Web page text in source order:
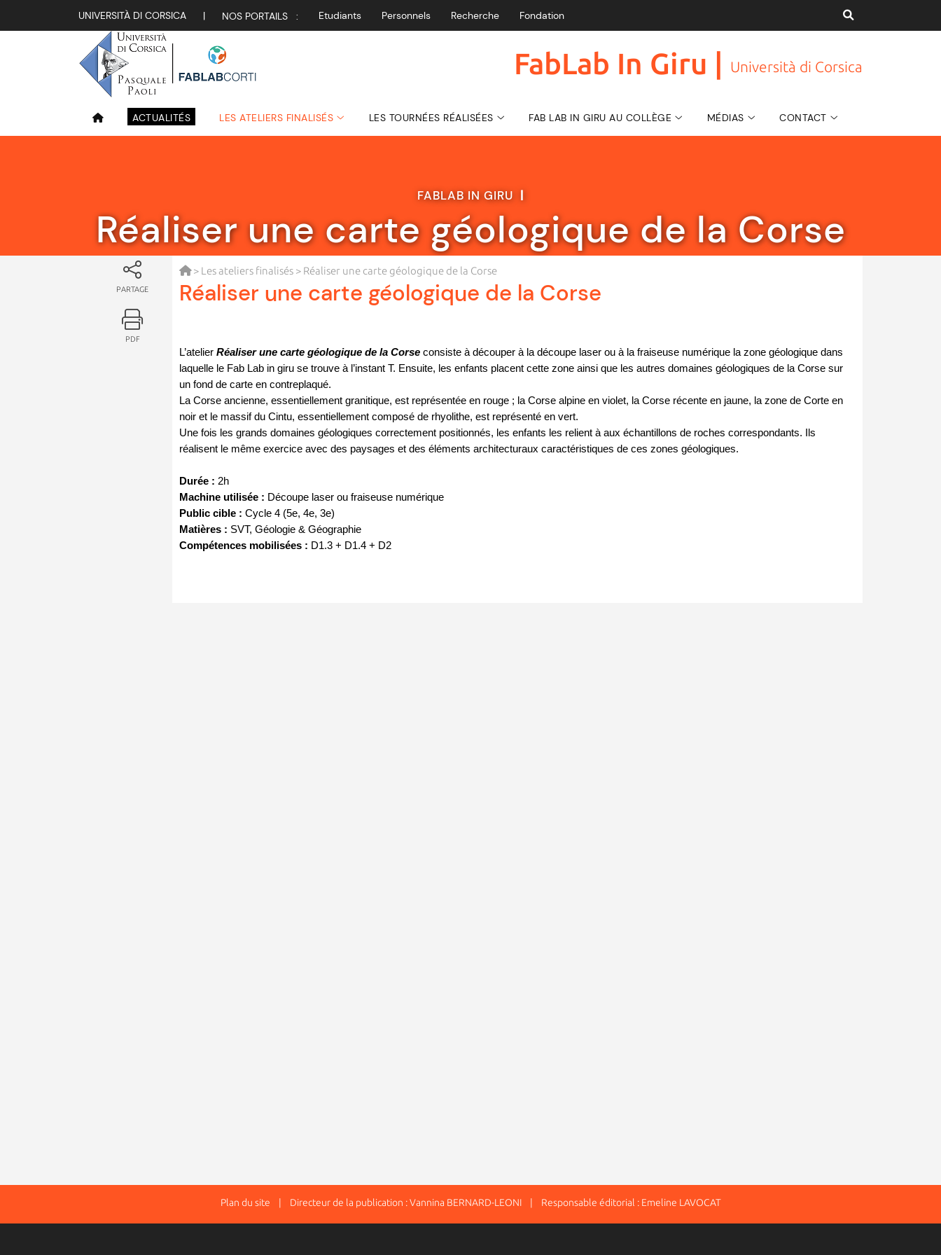
UNIVERSITÀ DI CORSICA | NOS PORTAILS : Etudiants Personnels Recherche Fondation
FabLab In Giru | Università di Corsica
ACTUALITÉS LES ATELIERS FINALISÉS LES TOURNÉES RÉALISÉES FAB LAB IN GIRU AU COLLÈGE MÉDIAS CONTACT
FABLAB IN GIRU |
Réaliser une carte géologique de la Corse
PARTAGE
PDF
> Les ateliers finalisés > Réaliser une carte géologique de la Corse
Réaliser une carte géologique de la Corse
L’atelier Réaliser une carte géologique de la Corse consiste à découper à la découpe laser ou à la fraiseuse numérique la zone géologique dans
laquelle le Fab Lab in giru se trouve à l’instant T. Ensuite, les enfants placent cette zone ainsi que les autres domaines géologiques de la Corse sur
un fond de carte en contreplaqué.
La Corse ancienne, essentiellement granitique, est représentée en rouge ; la Corse alpine en violet, la Corse récente en jaune, la zone de Corte en
noir et le massif du Cintu, essentiellement composé de rhyolithe, est représenté en vert.
Une fois les grands domaines géologiques correctement positionnés, les enfants les relient à aux échantillons de roches correspondants. Ils
réalisent le même exercice avec des paysages et des éléments architecturaux caractéristiques de ces zones géologiques.
Durée : 2h
Machine utilisée : Découpe laser ou fraiseuse numérique
Public cible : Cycle 4 (5e, 4e, 3e)
Matières : SVT, Géologie & Géographie
Compétences mobilisées : D1.3 + D1.4 + D2
Plan du site | Directeur de la publication : Vannina BERNARD-LEONI | Responsable éditorial : Emeline LAVOCAT